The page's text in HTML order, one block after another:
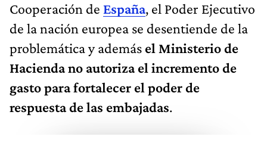
Cooperación de España, el Poder Ejecutivo
de la nación europea se desentiende de la
problemática y además el Ministerio de
Hacienda no autoriza el incremento de
gasto para fortalecer el poder de
respuesta de las embajadas.